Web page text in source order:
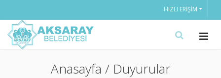
HIZLI ERIŞIM
Anasayfa / Duyurular